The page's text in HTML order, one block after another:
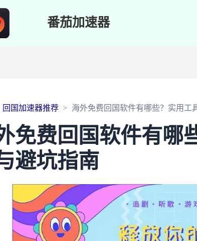
番茄加速器
回国加速器推荐 海外免费回国软件有哪些？实用工
免费回国软件有哪
避坑指南